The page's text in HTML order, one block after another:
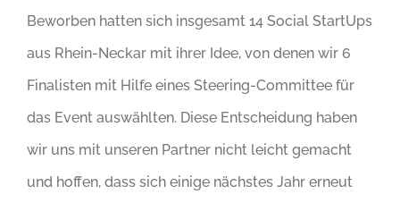
Beworben hatten sich insgesamt 14 Social StartUps
aus Rhein-Neckar mit ihrer Idee, von denen wir 6
Finalisten mit Hilfe eines Steering-Committee für
das Event auswählten. Diese Entscheidung haben
wir uns mit unseren Partner nicht leicht gemacht
und hoffen, dass sich einige nächstes Jahr erneut